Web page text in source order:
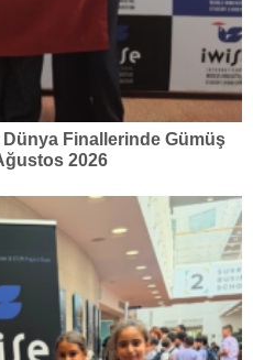
Finallerinde Gümüş
2026